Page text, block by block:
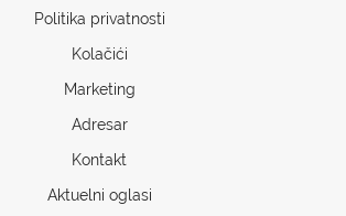
Politika privatnosti
Kolačići
Marketing
Adresar
Kontakt
Aktuelni oglasi